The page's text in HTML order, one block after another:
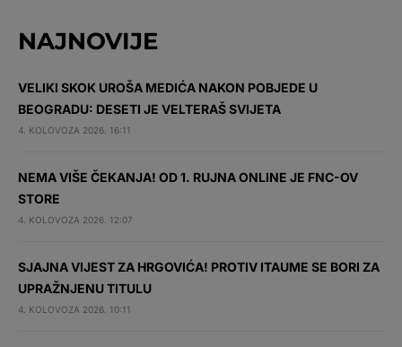
NAJNOVIJE
VELIKI SKOK UROŠA MEDIĆA NAKON POBJEDE U
BEOGRADU: DESETI JE VELTERAŠ SVIJETA
4. KOLOVOZA 2026. 16:11
NEMA VIŠE ČEKANJA! OD 1. RUJNA ONLINE JE FNC-OV
STORE
4. KOLOVOZA 2026. 12:07
SJAJNA VIJEST ZA HRGOVIĆA! PROTIV ITAUME SE BORI ZA
UPRAŽNJENU TITULU
4. KOLOVOZA 2026. 10:11